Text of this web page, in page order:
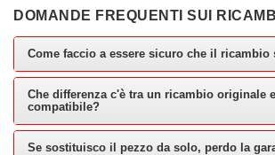
DOMANDE FREQUENTI SUI RICAMBI
Come faccio a essere sicuro che il ricambio
Che differenza c'è tra un ricambio originale
compatibile?
Se sostituisco il pezzo da solo, perdo la